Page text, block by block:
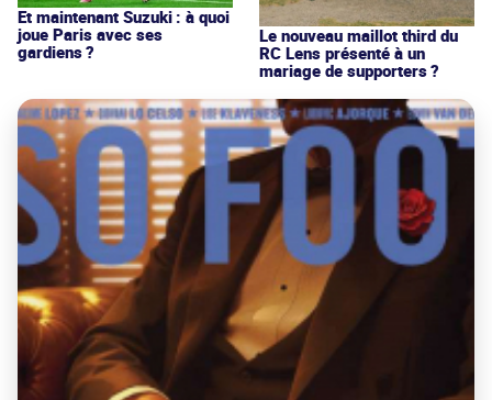
Et maintenant Suzuki : à quoi
joue Paris avec ses
gardiens ?
Le nouveau maillot third du
RC Lens présenté à un
mariage de supporters ?